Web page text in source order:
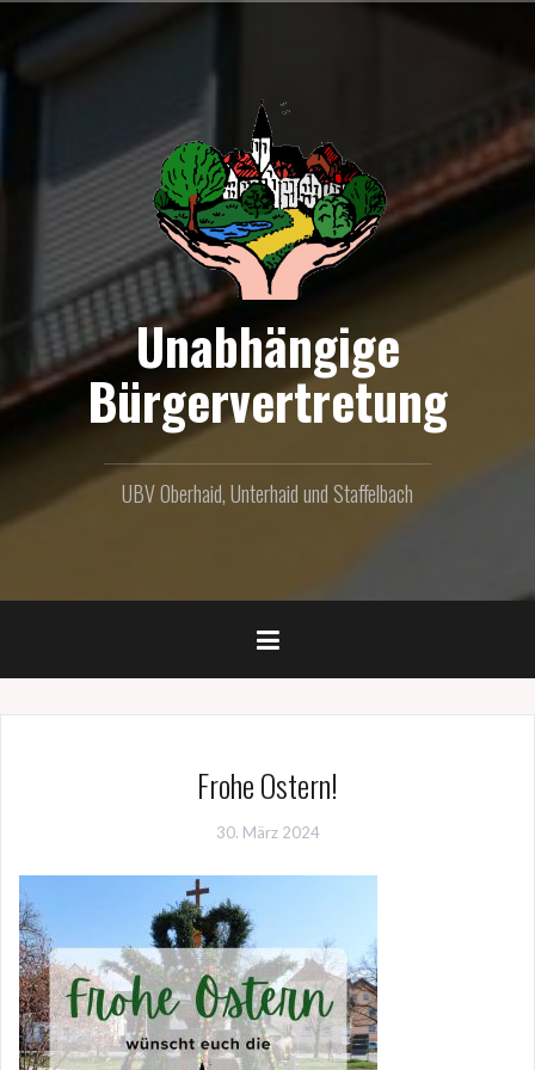
Unabhängige
Bürgervertretung
UBV Oberhaid, Unterhaid und Staffelbach
Frohe Ostern!
30. März 2024